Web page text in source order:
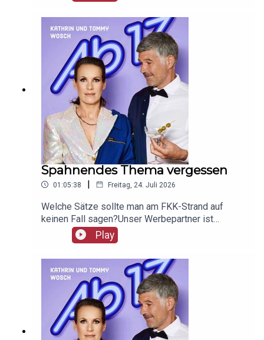
Spahnendes Thema vergessen
01:05:38 | Freitag, 24. Juli 2026
Welche Sätze sollte man am FKK-Strand auf
keinen Fall sagen?Unser Werbepartner ist
Giesswein, mit dem Code Ab17 bekommt ihr 20%,
klickt einfach hier:
Play